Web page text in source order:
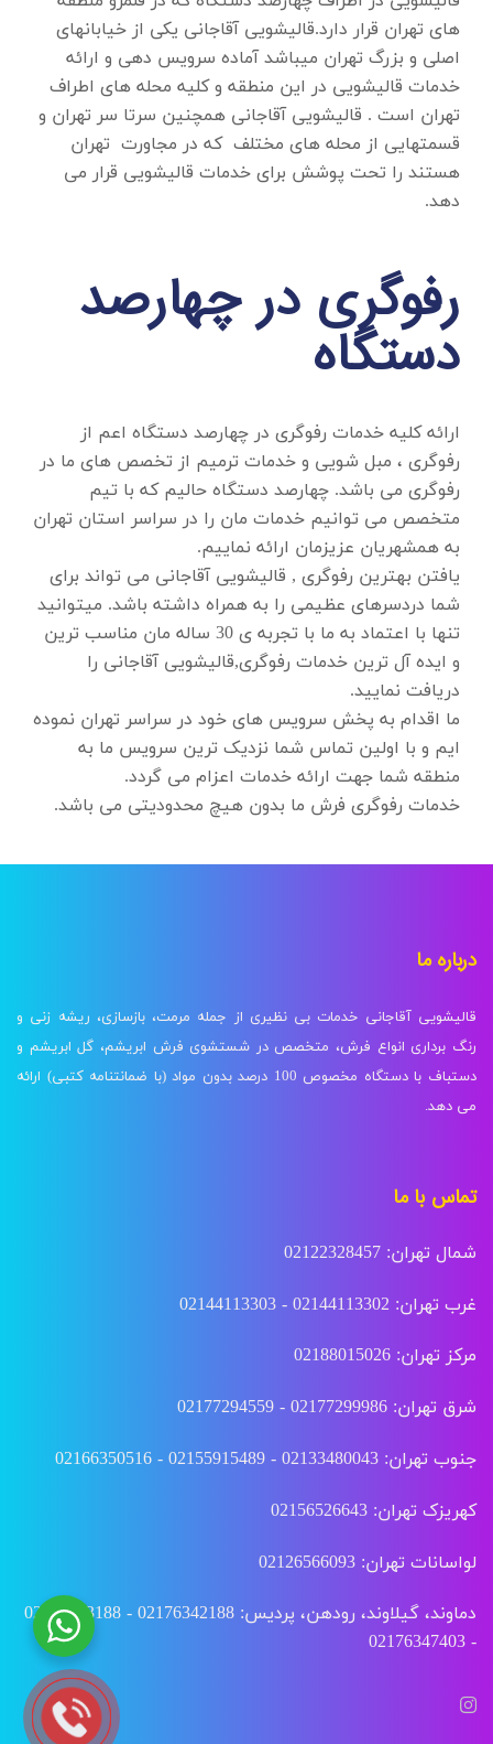
های تهران قرار دارد.قالیشویی آقاجانی یکی از خیابانهای
اصلی و بزرگ تهران میباشد آماده سرویس دهی و ارائه
خدمات قالیشویی در این منطقه و کلیه محله های اطراف
تهران است . قالیشویی آقاجانی همچنین سرتا سر تهران و
قسمتهایی از محله های مختلف که در مجاورت تهران
هستند را تحت پوشش برای خدمات قالیشویی قرار می
دهد.
رفوگری در چهارصد
دستگاه
ارائه کلیه خدمات رفوگری در چهارصد دستگاه اعم از
رفوگری ، مبل شویی و خدمات ترمیم از تخصص های ما در
رفوگری می باشد. چهارصد دستگاه حالیم که با تیم
متخصص می توانیم خدمات مان را در سراسر استان تهران
به همشهریان عزیزمان ارائه نماییم.
یافتن بهترین رفوگری , قالیشویی آقاجانی می تواند برای
شما دردسرهای عظیمی را به همراه داشته باشد. میتوانید
تنها با اعتماد به ما با تجربه ی 30 ساله مان مناسب ترین
و ایده آل ترین خدمات رفوگری,قالیشویی آقاجانی را
دریافت نمایید.
ما اقدام به پخش سرویس های خود در سراسر تهران نموده
ایم و با اولین تماس شما نزدیک ترین سرویس ما به
منطقه شما جهت ارائه خدمات اعزام می گردد.
خدمات رفوگری فرش ما بدون هیچ محدودیتی می باشد.
درباره ما
قالیشویی آقاجانی خدمات بی نظیری از جمله مرمت، بازسازی، ریشه زنی و
رنگ برداری انواع فرش، متخصص در شستشوی فرش ابریشم، گل ابریشم و
دستباف با دستگاه مخصوص 100 درصد بدون مواد (با ضمانتنامه کتبی) ارائه
می دهد.
تماس با ما
شمال تهران: 02122328457
غرب تهران: 02144113302 - 02144113303
مرکز تهران: 02188015026
شرق تهران: 02177299986 - 02177294559
جنوب تهران: 02133480043 - 02155915489 - 02166350516
کهریزک تهران: 02156526643
لواسانات تهران: 02126566093
دماوند، گیلاوند، رودهن، پردیس: 02176342188 - 02176343188
- 02176347403